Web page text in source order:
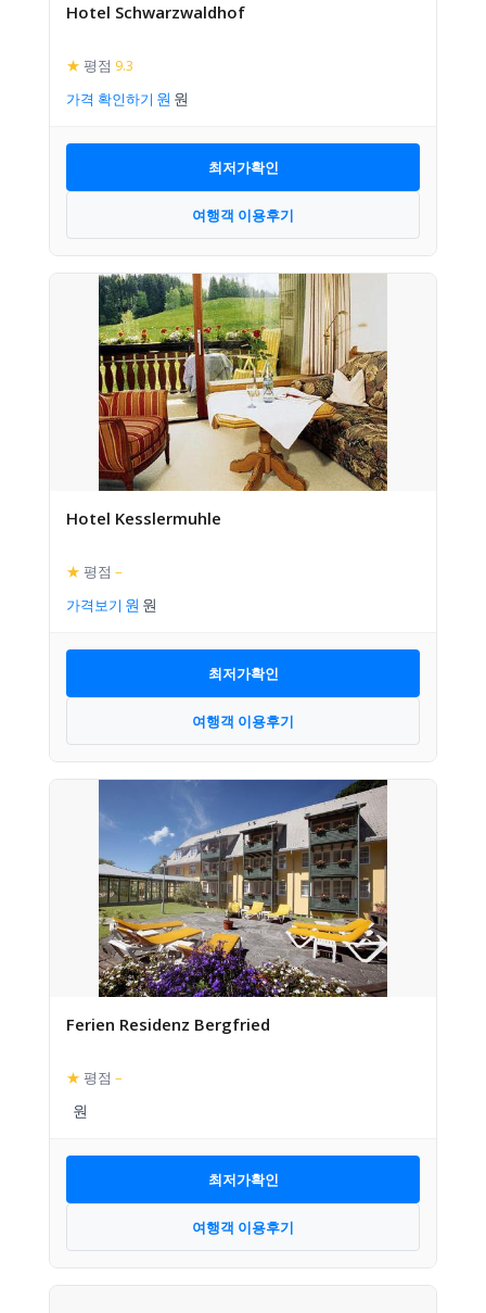
Hotel Schwarzwaldhof
★ 평점 9.3
가격 확인하기
최저가확인
여행객 이용후기
Hotel Kesslermuhle
★ 평점 –
가격보기
최저가확인
여행객 이용후기
Ferien Residenz Bergfried
★ 평점 –
최저가확인
여행객 이용후기